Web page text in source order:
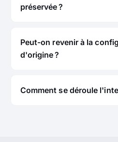
préservée ?
Peut-on revenir à la
d'origine ?
Comment se déroule